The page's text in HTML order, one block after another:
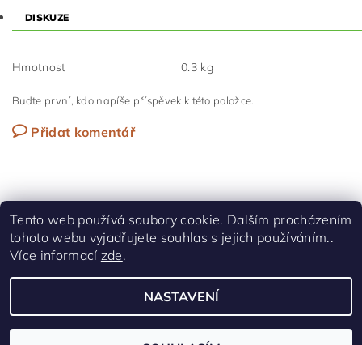
DISKUZE
Hmotnost 0.3 kg
Buďte první, kdo napíše příspěvek k této položce.
Přidat komentář
Shoptet.cz Facebook
2026 © UPEČ SI, všechna práva vyhrazenaUpravit nastavení cookies
Tento web používá soubory cookie. Dalším procházením
tohoto webu vyjadřujete souhlas s jejich používáním..
Více informací zde.
NASTAVENÍ